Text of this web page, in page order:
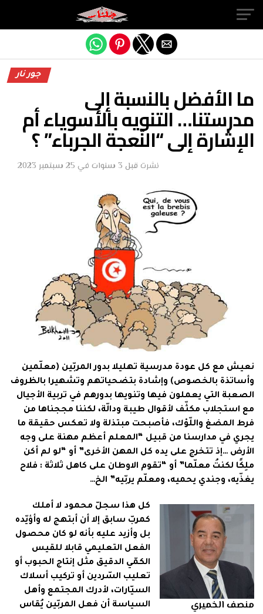
جور نار
ما الأفضل بالنسبة إلى
مدرستنا… التنويه بالأسوياء أم
الإشارة إلى “النّعجة الجرباء” ؟
نشرت قبل 3 سنوات في 25 سبتمبر 2023
نعيش مع كل عودة مدرسية تهليلا بدور المربّين (معلّمين
وأساتذة بالخصوص) وإشادة بتضحياتهم وتشهيرا بالظروف
الصعبة التي يعملون فيها وتنويها بدورهم في تربية الأجيال
مع استجلاب مكثّف لأقوال طيبة ودالّة، لكننا مججناها من
فرط المضغ واللّوْك، فأصبحت مبتذلة ولا تعكس حقيقة ما
يجري في مدارسنا من قبيل “المعلم أعظم مهنة على وجه
الأرض …إذ تتخرج على يده كل المهن الأخرى” أو “لو لم أكن
ملِكًا لكنتُ معلّما” أو “تقوم الاوطان على كاهل ثلاثة : فلاح
يغذّيه، وجندي يحميه، ومعلّم يربّيه” الخ…
منصف الخميري
كل هذا سجلّ محمود لا أملك
كمربّ سابق إلا أن أبتهج له وأؤيّده
بل وأزيد عليه بأنه لو كان محصول
الفعل التعليمي قابلا للقيس
الكمّي الدقيق مثل إنتاج الحبوب أو
تعليب السّردين أو تركيب أسلاك
السيّارات، لأدرك المجتمع وأهل
السياسة أن فعل المربّين يُقاس
Exit mobile version